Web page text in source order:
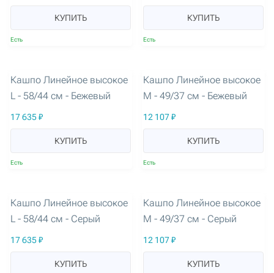
КУПИТЬ
Есть
КУПИТЬ
Есть
Кашпо Линейное высокое
L - 58/44 см - Бежевый
17 635 ₽
КУПИТЬ
Есть
Кашпо Линейное высокое
M - 49/37 см - Бежевый
12 107 ₽
КУПИТЬ
Есть
Кашпо Линейное высокое
L - 58/44 см - Серый
17 635 ₽
КУПИТЬ
Кашпо Линейное высокое
M - 49/37 см - Серый
12 107 ₽
КУПИТЬ